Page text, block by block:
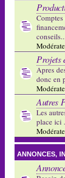
Projets
Apres
donc en
Autres
Les
place ici
ANNONCES,